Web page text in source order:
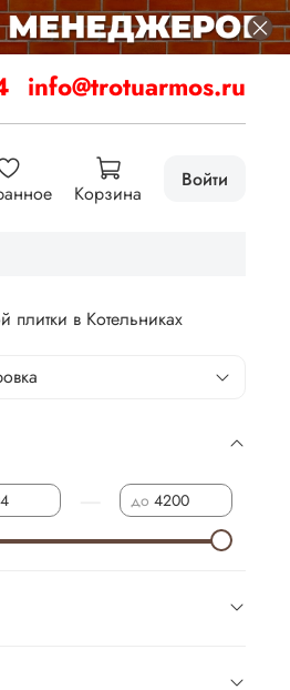
info@trotuarmos.ru
Корзина
Войти
плитки в Котельниках
до